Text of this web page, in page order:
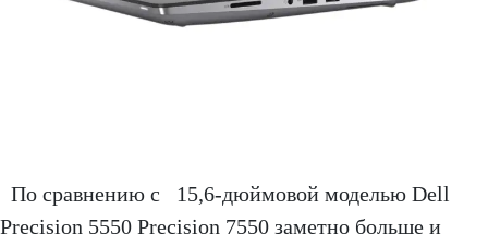
По сравнению с 15,6-дюймовой моделью Dell
Precision 5550 Precision 7550 заметно больше и